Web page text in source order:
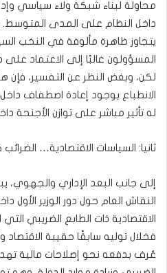
محاولة لبناء شبكة ولاء سياسي
داخل النظام على المدى المتوسط.
يتجاوز ظاهرة مألوفة في النخب
المسؤولون غالبًا إلى الاعتماد على
لكن، وبغض النظر عن التفسير، فإن
الانطباع بوجود إعادة اصطفاف
له تأثير مباشر على توازن الأجنحة
ثانيا: السياسات الاقتصادية…
إلى جانب البعد الإداري والجهوي،
النقاش العام حول دور الوزير الأول
الاقتصادية ذات الطابع الضريبي
فخلال توليه سابقًا حقيبة
عُرف بدفعه نحو إصلاحات مالية